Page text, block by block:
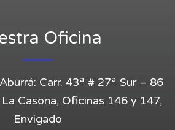
Oficina
Carr. 43ª # 27ª Sur – 86
Casona, Oficinas 146 y 147,
Envigado